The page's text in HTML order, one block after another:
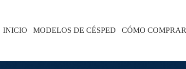
INICIO MODELOS DE CÉSPED CÓMO COMPRAR